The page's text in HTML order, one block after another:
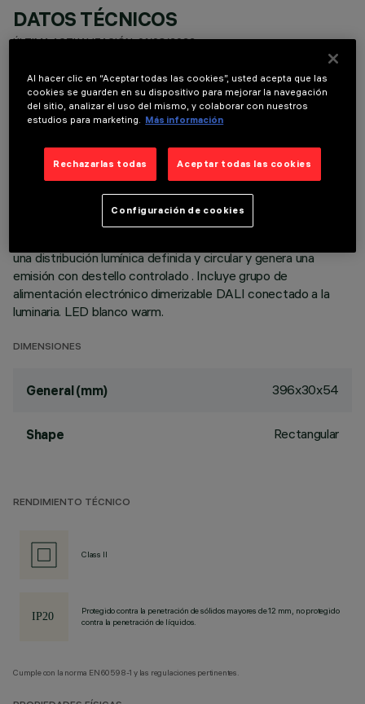
DATOS TÉCNICOS
ÚLTIMA ACTUALIZACIÓN: 01/08/2026
DESCRIPCIÓN
equipo miniaturizado empotrable rectangular con 15
spot. Cuerpo principal con superficie radiante de aluminio
fundido a presión; versión minimal (frameless) para instalación
a ras de techo. Ópticas de alta definición de termoplástico
metalizado, integradas en posición retrasada en la pantalla
antidestello negra; la composición de la estructura del
una distribución lumínica definida y circular y genera una
emisión con destello controlado . Incluye grupo de
alimentación electrónico dimerizable DALI conectado a la
luminaria. LED blanco warm.
DIMENSIONES
General (mm) 396x30x54
Shape Rectangular
RENDIMIENTO TÉCNICO
Class II
Protegido contra la penetración de sólidos mayores de 12 mm, no protegido
contra la penetración de líquidos.
Cumple con la norma EN60598-1 y las regulaciones pertinentes.
Al hacer clic en “Aceptar todas las cookies”, usted acepta que las
cookies se guarden en su dispositivo para mejorar la navegación
del sitio, analizar el uso del mismo, y colaborar con nuestros
estudios para marketing.
Más información
Rechazarlas todas Aceptar todas las cookies
Configuración de cookies